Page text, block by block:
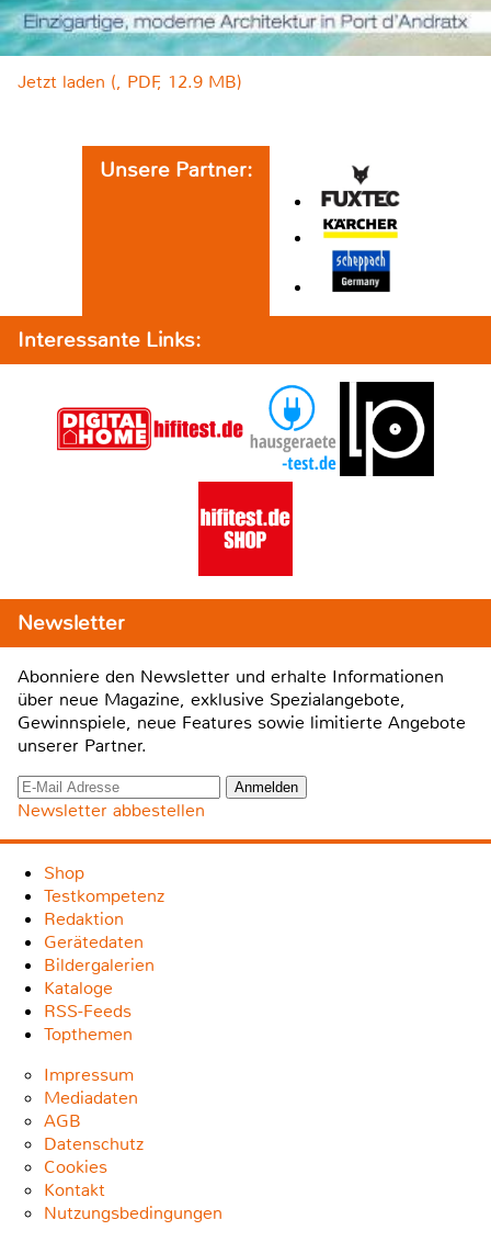
Jetzt laden (, PDF, 12.9 MB)
Unsere Partner:
Interessante Links:
Newsletter
Abonniere den Newsletter und erhalte Informationen
über neue Magazine, exklusive Spezialangebote,
Gewinnspiele, neue Features sowie limitierte Angebote
unserer Partner.
Newsletter abbestellen
Shop
Testkompetenz
Redaktion
Gerätedaten
Bildergalerien
Kataloge
RSS-Feeds
Topthemen
Impressum
Mediadaten
AGB
Datenschutz
Cookies
Kontakt
Nutzungsbedingungen